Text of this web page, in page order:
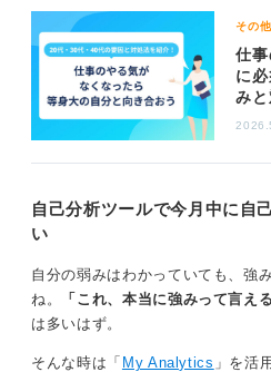
成可能な小さなゴール設定を繰
イクルに慣れることができます
このサイクルに慣れることで
きなキャリア目標も描きやすく
その他
仕
に
み
自己分析ツールで今月中に自
い
自分の弱みはわかっていても、強
ね。
「これ、本当に強みって言え
は多いはず。
そんな時は「 My Analytics 」を活